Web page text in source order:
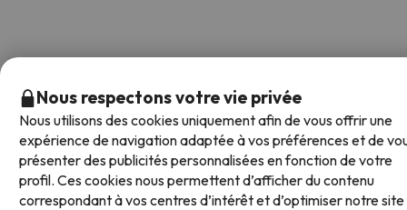
Nous respectons votre vie privée
Nous utilisons des cookies uniquement afin de vous offrir une
expérience de navigation adaptée à vos préférences et de
présenter des publicités personnalisées en fonction de votre
profil. Ces cookies nous permettent d’afficher du contenu
correspondant à vos centres d’intérêt et d’optimiser notre site